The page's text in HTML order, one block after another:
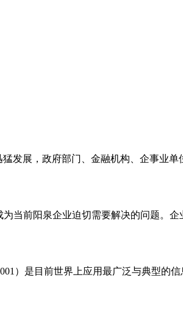
发展，政府部门、金融机构、企事业
当前阳泉企业迫切需要解决的问题。
）是目前世界上应用最广泛与典型